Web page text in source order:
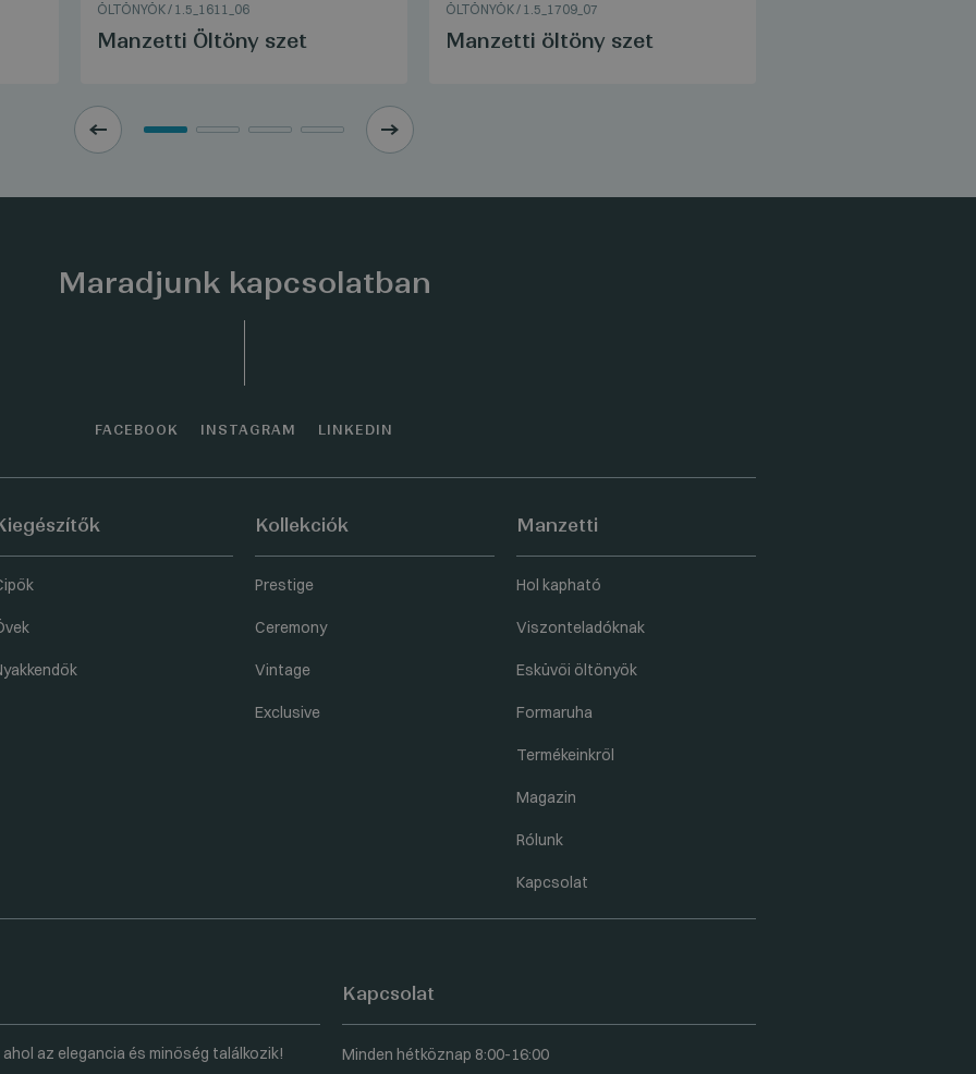
ÖLTÖNYÖK/ 1.5_1611_06
Manzetti Öltöny szet
ÖLTÖNYÖK/ 1.5_1709_07
Manzetti öltöny szet
Maradjunk kapcsolatban
FACEBOOK INSTAGRAM LINKEDIN
Kollekciók
Prestige
Ceremony
Vintage
Exclusive
Manzetti
Hol kapható
Viszonteladóknak
Esküvői öltönyök
Formaruha
Termékeinkről
Magazin
Rólunk
Kapcsolat
az elegancia és minőség találkozik!
Kapcsolat
Minden hétköznap 8:00-16:00